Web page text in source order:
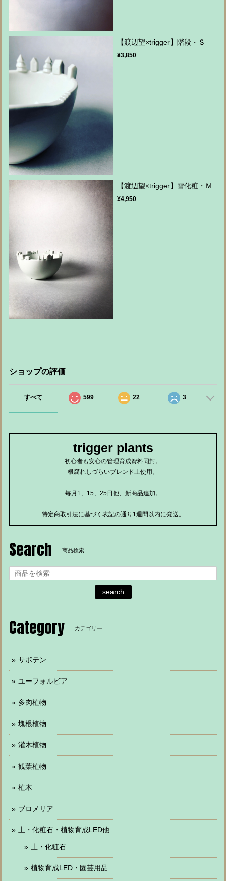
【渡辺望×trigger】階段・Ｓ
¥3,850
【渡辺望×trigger】雪化粧・Ｍ
¥4,950
ショップの評価
すべて 599 22 3
trigger plants
初心者も安心の管理育成資料同封。
根腐れしづらいブレンド土使用。
毎月1、15、25日他、新商品追加。
特定商取引法に基づく表記の通り1週間以内に発送。
Search 商品検索
search
Category カテゴリー
サボテン
ユーフォルビア
多肉植物
塊根植物
灌木植物
観葉植物
植木
ブロメリア
土・化粧石・植物育成LED他
土・化粧石
植物育成LED・園芸用品